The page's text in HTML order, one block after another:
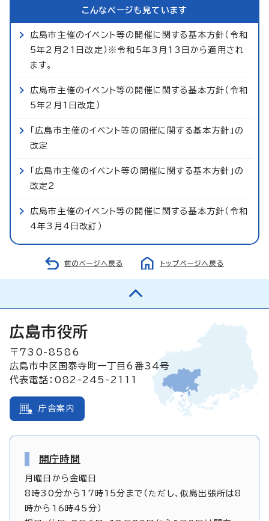
こんなページも見ています
広島市主催のイベント等の開催に関する基本方針（令和
5年2月21日改定）※令和5年3月13日から適用され
ます。
広島市主催のイベント等の開催に関する基本方針（令和
5年2月1日改定）
「広島市主催のイベント等の開催に関する基本方針」の
改定
「広島市主催のイベント等の開催に関する基本方針」の
改定2
広島市主催のイベント等の開催に関する基本方針（令和
4年3月4日改訂）
前のページへ戻る トップページへ戻る
広島市役所
〒730-8586
広島市中区国泰寺町一丁目6番34号
代表電話：082-245-2111
庁舎案内
開庁時間
月曜日から金曜日
8時30分から17時15分まで（ただし、似島出張所は8
時から16時45分）